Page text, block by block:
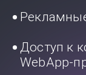
Доступ к
WebApp-